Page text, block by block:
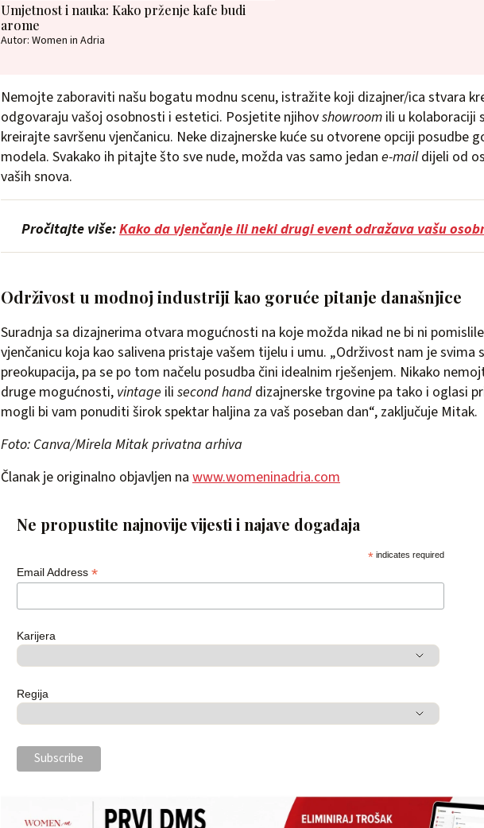
Umjetnost i nauka: Kako prženje kafe budi
arome
Autor: Women in Adria
Nemojte zaboraviti našu bogatu modnu scenu, istražite koji dizajner/ica stvara
odgovaraju vašoj osobnosti i estetici. Posjetite njihovshowroom ili u kolaboraciji
kreirajte savršenu vjenčanicu. Neke dizajnerske kuće su otvorene opciji posudbe
modela. Svakako ih pitajte što sve nude, možda vas samo jedan e-maildijeli od
vaših snova.
Pročitajte više:Kako da vjenčanje ili neki drugi event odražava vašu
Održivost u modnoj industriji kao goruće pitanje današnjice
Suradnja sa dizajnerima otvara mogućnosti na koje možda nikad ne bi ni
vjenčanicu koja kao salivena pristaje vašem tijelu i umu. „Održivost nam je svima
preokupacija, pa se po tom načelu posudba čini idealnim rješenjem. Nikako
druge mogućnosti, vintage ili second hand dizajnerske trgovine pa tako i oglasi
mogli bi vam ponuditi širok spektar haljina za vaš poseban dan“, zaključuje Mitak.
Foto: Canva/Mirela Mitak privatna arhiva
Članak je originalno objavljen na www.womeninadria.com
Ne propustite najnovije vijesti i najave događaja
*indicates required
Email Address *
Karijera
Regija